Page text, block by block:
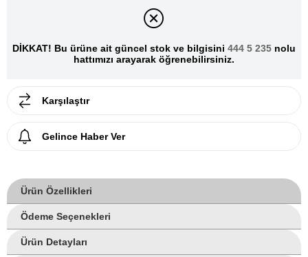
DİKKAT! Bu ürüne ait güncel stok ve bilgisini 444 5 235 nolu
hattımızı arayarak öğrenebilirsiniz.
Karşılaştır
Gelince Haber Ver
Ürün Özellikleri
Ödeme Seçenekleri
Ürün Detayları